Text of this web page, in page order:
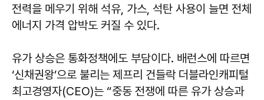
전력을 메우기 위해 석유, 가스, 석탄 사용이 늘면 전체
에너지 가격 압박도 커질 수 있다.
유가 상승은 통화정책에도 부담이다. 배런스에 따르면
‘신채권왕’으로 불리는 제프리 건들락 더블라인캐피털
최고경영자(CEO)는 “중동 전쟁에 따른 유가 상승과